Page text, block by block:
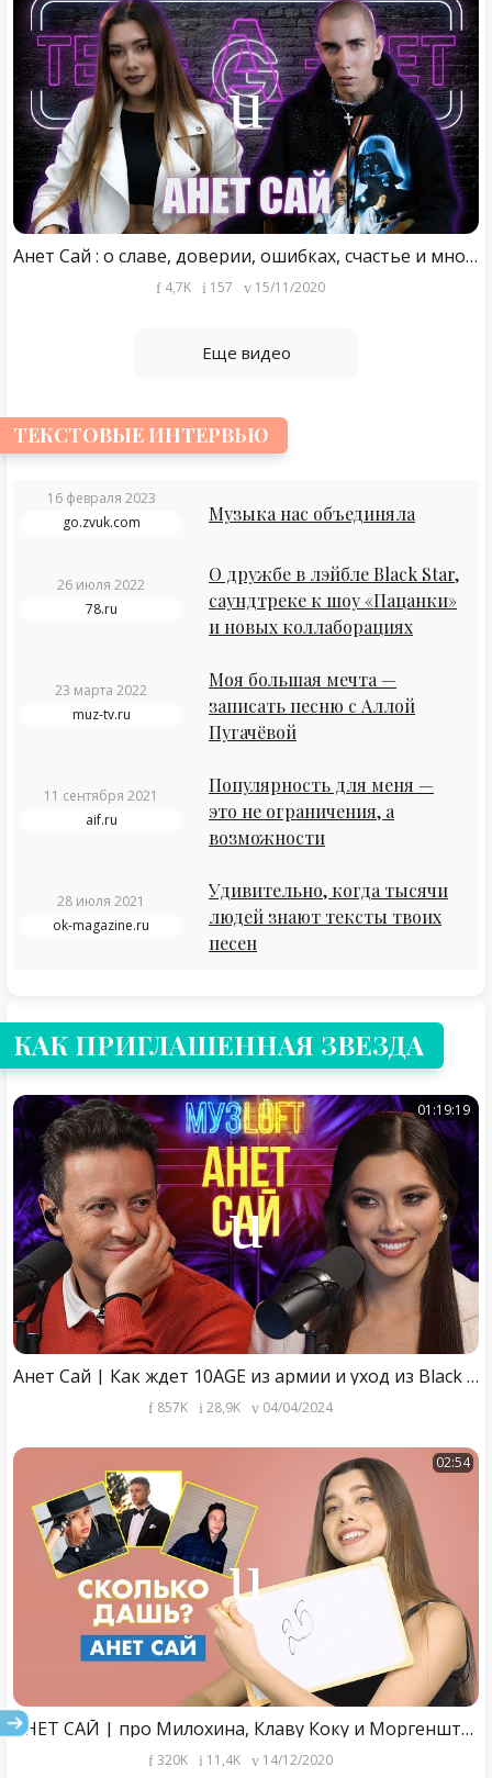
Анет Сай : о славе, доверии, ошибках, счастье и многом || ТЕТ-А-ТЕТ
4,7K 157 15/11/2020
Еще видео
ТЕКСТОВЫЕ ИНТЕРВЬЮ
16 февраля 2023
go.zvuk.com
Музыка нас объединяла
26 июля 2022
78.ru
О дружбе в лэйбле Black Star,
саундтреке к шоу «Пацанки»
и новых коллаборациях
23 марта 2022
muz-tv.ru
Моя большая мечта —
записать песню с Аллой
Пугачёвой
11 сентября 2021
aif.ru
Популярность для меня —
это не ограничения, а
возможности
28 июля 2021
ok-magazine.ru
Удивительно, когда тысячи
людей знают тексты твоих
песен
КАК ПРИГЛАШЕННАЯ ЗВЕЗДА
01:19:19
Анет Сай | Как ждет 10AGE из армии и уход из Black Star #75
857K 28,9K 04/04/2024
02:54
АНЕТ САЙ | про Милохина, Клаву Коку и Моргенштерна | СКОЛЬКО ДАШЬ?
320K 11,4K 14/12/2020